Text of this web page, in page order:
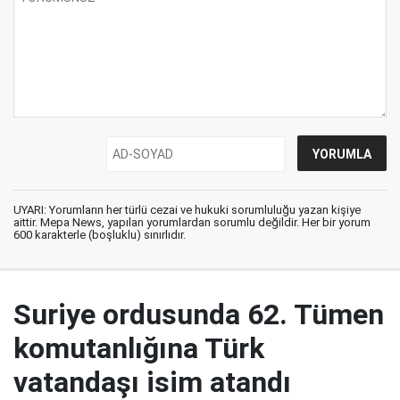
UYARI: Yorumların her türlü cezai ve hukuki sorumluluğu yazan kişiye
aittir. Mepa News, yapılan yorumlardan sorumlu değildir. Her bir yorum
600 karakterle (boşluklu) sınırlıdır.
Suriye ordusunda 62. Tümen
komutanlığına Türk
vatandaşı isim atandı